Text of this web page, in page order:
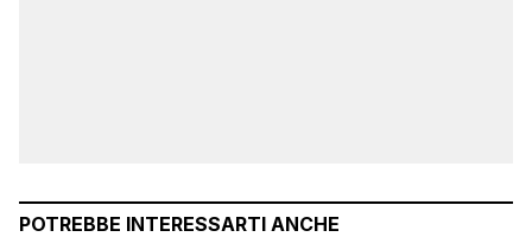
POTREBBE INTERESSARTI ANCHE